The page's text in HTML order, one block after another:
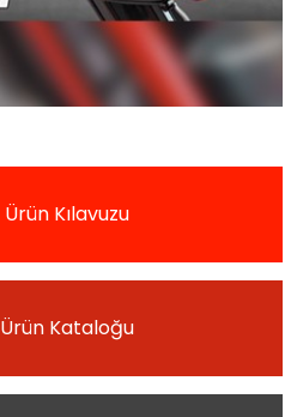
Ürün Kılavuzu
Ürün Kataloğu